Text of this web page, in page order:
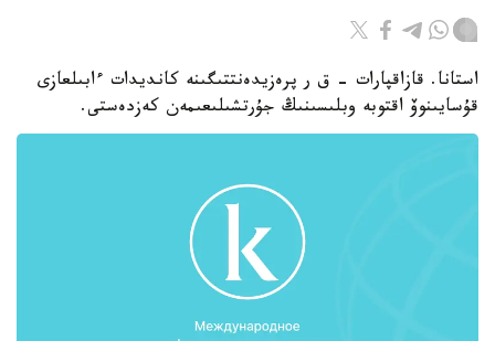
استانا. قازاقپارات - ق ر پرەزيدەنتتىگىنە كانديدات ءابىلعازى
قۇسايىنوۆ اقتوبە وبلىسىنىڭ جۇرتشىلىعىمەن كەزدەستى.